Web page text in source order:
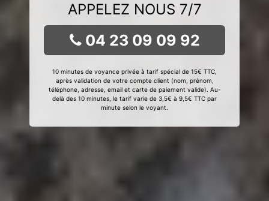
APPELEZ NOUS 7/7
04 23 09 09 92
10 minutes de voyance privée à tarif spécial de 15€ TTC,
après validation de votre compte client (nom, prénom,
téléphone, adresse, email et carte de paiement valide). Au-
delà des 10 minutes, le tarif varie de 3,5€ à 9,5€ TTC par
minute selon le voyant.